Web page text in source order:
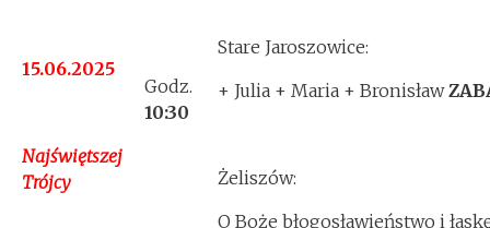
15.06.2025
Najświętszej
Trójcy
Godz.
10:30
Stare Jaroszowice:
+ Julia + Maria + Bronisław
Żeliszów:
O Boże błogosławieństwo i